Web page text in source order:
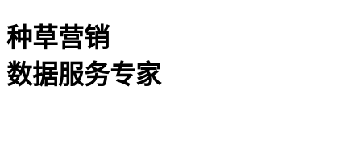
种草营销
数据服务专家